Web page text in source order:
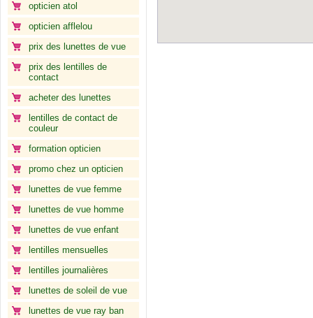
opticien atol
opticien afflelou
prix des lunettes de vue
prix des lentilles de
contact
acheter des lunettes
lentilles de contact de
couleur
formation opticien
promo chez un opticien
lunettes de vue femme
lunettes de vue homme
lunettes de vue enfant
lentilles mensuelles
lentilles journalières
lunettes de soleil de vue
lunettes de vue ray ban